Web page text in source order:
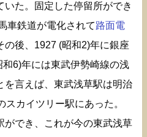
た。固定した停留所ができ
車鉄道が電化されて路面電
の後、1927 (昭和2)年に銀座
6)年には東武伊勢崎線の浅
を言えば、東武浅草駅は明治
スカイツリー駅にあった。
ができ、これが今の東武浅草